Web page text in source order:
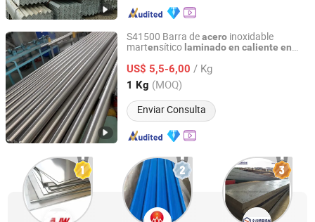
S41500 Barra deacero inoxidable
martensítico laminadoen caliente en
resistencia a la corrosión
US$ 5,5-6,00 / Kg
1 Kg (MOQ)
Enviar Consulta
Sichuan Super Metal Material Co., Ltd.
Sichuan, China Desde 2026